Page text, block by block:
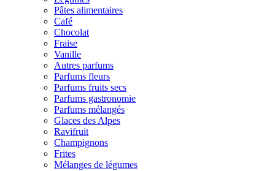
Pâtes alimentaires
Café
Chocolat
Fraise
Vanille
Autres parfums
Parfums fleurs
Parfums fruits secs
Parfums gastronomie
Parfums mélangés
Glaces des Alpes
Ravifruit
Champignons
Frites
Mélanges de légumes